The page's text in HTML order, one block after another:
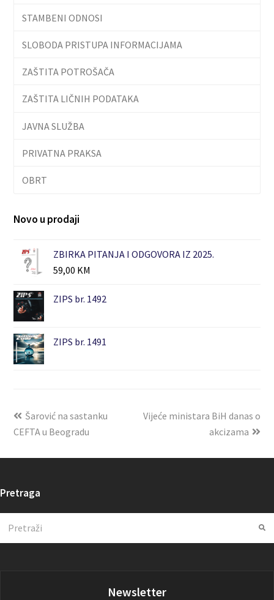
STAMBENI ODNOSI
SLOBODA PRISTUPA INFORMACIJAMA
ZAŠTITA POTROŠAČA
ZAŠTITA LIČNIH PODATAKA
JAVNA SLUŽBA
PRIVATNA PRAKSA
OBRT
Novo u prodaji
ZBIRKA PITANJA I ODGOVORA IZ 2025.
59,00 KM
ZIPS br. 1492
ZIPS br. 1491
Šarović na sastanku
CEFTA u Beogradu
Vijeće ministara BiH danas o
akcizama
Pretraga
Newsletter